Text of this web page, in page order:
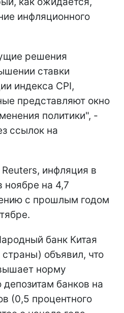
инфляционного
решения
ставки
индекса CPI,
представляют окно
политики", -
ссылок на
инфляция в
ноябре на 4,7
с прошлым годом
банк Китая
объявил, что
норму
банков на
(0,5 процентного